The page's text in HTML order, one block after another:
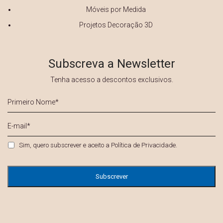
Móveis por Medida
Projetos Decoração 3D
Subscreva a Newsletter
Tenha acesso a descontos exclusivos.
Nome
*
mail
Privacidade *
Sim, quero subscrever e aceito a Política de Privacidade